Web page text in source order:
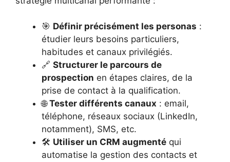
🎯 Définir précisément les personas :
étudier leurs besoins particuliers,
habitudes et canaux privilégiés.
🔗 Structurer le parcours de
prospection en étapes claires, de la
prise de contact à la qualification.
🌐Tester différents canaux : email,
téléphone, réseaux sociaux (LinkedIn,
notamment), SMS, etc.
🛠️ Utiliser un CRM augmenté qui
automatise la gestion des contacts et